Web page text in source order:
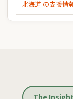
北海道 の支援情
The Insight